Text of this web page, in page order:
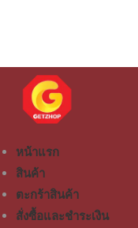
หน้าแรก
สินค้า
ตะกร้าสินค้า
สั่งซื้อและชำระเงิน